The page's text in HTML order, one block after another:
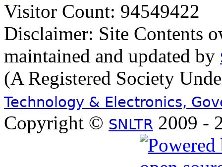
Visitor Count: 94549422
Disclaimer: Site Contents
maintained and updated by
(A Registered Society
Technology & Electronics,
Copyright © SNLTR 2009 -